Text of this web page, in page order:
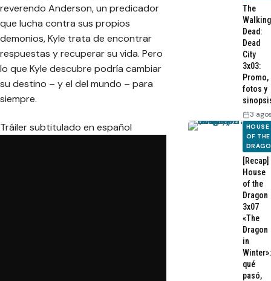
reverendo Anderson, un predicador
que lucha contra sus propios
demonios, Kyle trata de encontrar
respuestas y recuperar su vida. Pero
lo que Kyle descubre podría cambiar
su destino – y el del mundo – para
siempre.
Tráiler subtitulado en español
The
Walking
Dead:
Dead
City
3x03:
Promo,
fotos y
3
HOUSE
OF THE
[Recap]
House
of the
Dragon
3x07
«The
Dragon
in
Winter»:
qué
pasó,